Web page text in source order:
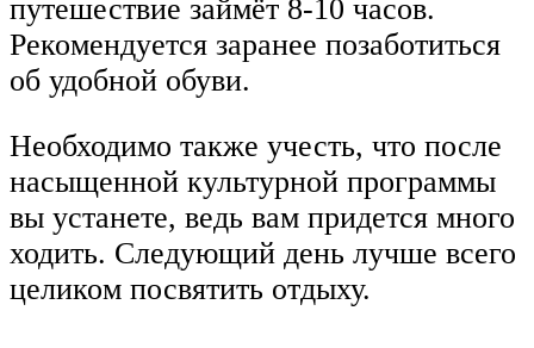
путешествие займёт 8-10 часов.
Рекомендуется заранее позаботиться
об удобной обуви.
Необходимо также учесть, что после
насыщенной культурной программы
вы устанете, ведь вам придется много
ходить. Следующий день лучше всего
целиком посвятить отдыху.